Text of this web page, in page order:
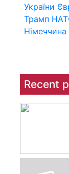
України
Трамп
Німеччина
Recent